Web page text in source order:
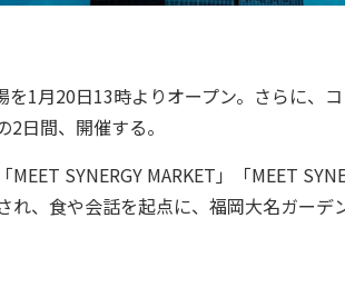
1月20⽇13時よりオープン。さらに、
2⽇間、開催する。
SYNERGY MARKET」「MEET
れ、食や会話を起点に、福岡大名ガー